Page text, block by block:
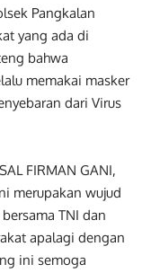
Pangkalan
yang ada di
bahwa
memakai masker
dari Virus
FIRMAN GANI,
merupakan wujud
TNI dan
apalagi dengan
ini semoga